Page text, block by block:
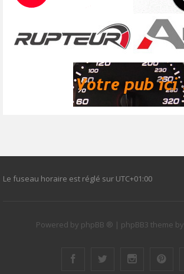
Le fuseau horaire est réglé sur UTC+01:00
Powered by phpBB ® | phpBB3 theme by